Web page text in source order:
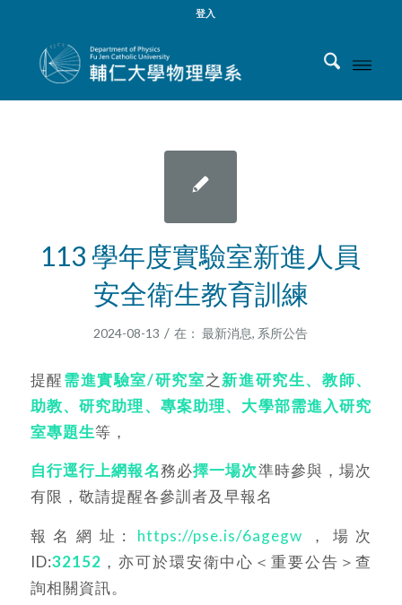
登入
113 學年度實驗室新進人員
安全衛生教育訓練
2024-08-13 / 在：最新消息, 系所公告
提醒需進實驗室/研究室之新進研究生、教師、
助教、研究助理、 專案助理、 大學部需進入研究
室專題生等，
自行逕行上網報名務必擇一場次準時參與，場次
有限，敬請提醒各參訓者及早報名
報名網址: https://pse.is/6agegw ，場次
ID:32152 ，亦可於環安衛中心＜重要公告＞查
詢相關資訊。